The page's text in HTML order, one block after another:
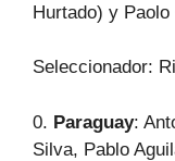
Hurtado) y Paolo
Seleccionador:
0. Paraguay:
Silva, Pablo